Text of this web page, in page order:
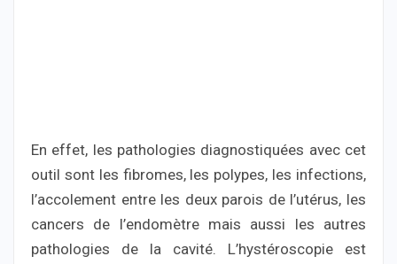
En effet, les pathologies diagnostiquées avec cet
outil sont les fibromes, les polypes, les infections,
l’accolement entre les deux parois de l’utérus, les
cancers de l’endomètre mais aussi les autres
pathologies de la cavité. L’hystéroscopie est